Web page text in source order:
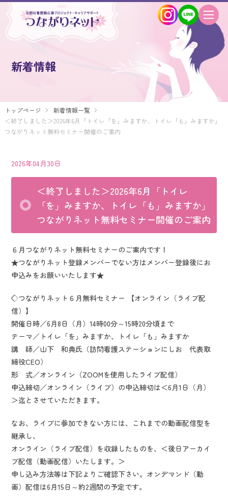
新着情報
トップページ
新着情報一覧
＜終了しました＞2026年6月「トイレ「を」みますか、トイレ「も」みますか」
つながりネット無料セミナー開催のご案内
2026年04月30日
＜終了しました＞2026年6月「トイレ
「を」みますか、トイレ「も」みますか」
つながりネット無料セミナー開催のご案内
６月つながりネット無料セミナーのご案内です！
★つながりネット登録メンバーでない方はメンバー登録後にお
申込みをお願いいたします★
◇つながりネット６月無料セミナー 【オンライン（ライブ配
信）】
開催日時／6月8日（月）14時00分～15時20分頃まで
テーマ／トイレ「を」みますか、トイレ「も」みますか
講 師／山下 和典氏（訪問看護ステーションにしお 代表取
締役CEO）
形 式／オンライン（ZOOMを使用したライブ配信）
申込締切／オンライン（ライブ）の申込締切は＜6月1日（月）
＞迄とさせていただきます。
なお、ライブに参加できない方には、これまでの動画配信型を
継承し、
オンライン（ライブ配信）を収録したものを、＜後日アーカイ
ブ配信（動画配信）いたします。＞
申し込み方法等は下記よりご確認下さい。オンデマンド（動
画）配信は6月15日～約2週間の予定です。